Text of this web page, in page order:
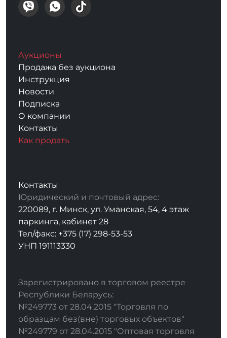
Аукционы
Продажа без аукциона
Инструкция
Новости
Подписка
О компании
Контакты
Как продать
Контакты
Юридический и почтовый адрес:
220089, г. Минск, ул. Уманская, 54, 4 этаж
паркинга, кабинет 28
Тел/факс: +375 (17) 298-53-53
УНП 191113330
Зарегистрировано в торговом реестре
Республики Беларусь:
№249773 от 28.04.2015 "Торговля по
образцам без(вне) торговых объектов"
№249779 от 28.04.2015 "Оптовая торговля